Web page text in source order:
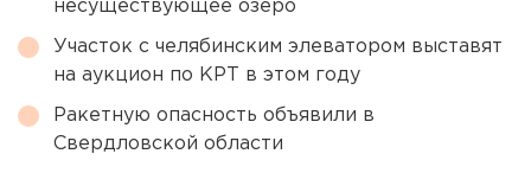
несуществующее озеро
Участок с челябинским элеватором выставят
на аукцион по КРТ в этом году
Ракетную опасность объявили в
Свердловской области